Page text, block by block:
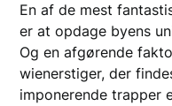
En af de mest
er at opdage byens
Og en afgørende
wienerstiger, der
imponerende trapper